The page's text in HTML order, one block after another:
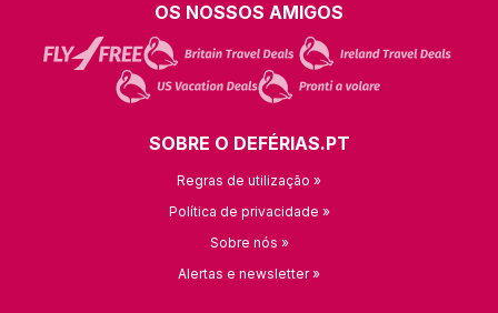
OS NOSSOS AMIGOS
SOBRE O DEFÉRIAS.PT
Regras de utilização »
Política de privacidade »
Sobre nós »
Alertas e newsletter »